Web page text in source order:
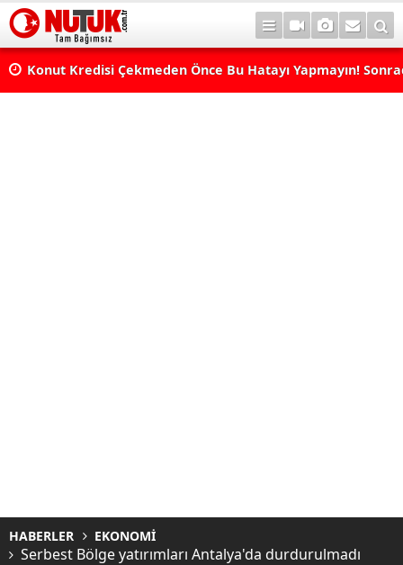
Konut Kredisi Çekmeden Önce Bu Hatayı Yapmayın!
HABERLER EKONOMİ
Serbest Bölge yatırımları Antalya'da durdurulmadı